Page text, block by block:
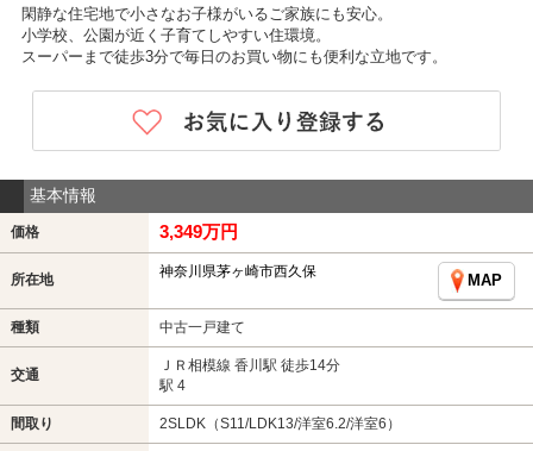
閑静な住宅地で小さなお子様がいるご家族にも安心。
小学校、公園が近く子育てしやすい住環境。
スーパーまで徒歩3分で毎日のお買い物にも便利な立地です。
基本情報
価格 3,349万円
所在地 神奈川県茅ヶ崎市西久保
MAP
種類 中古一戸建て
交通
ＪＲ相模線 香川駅 徒歩14分
駅 4
間取り 2SLDK（S11/LDK13/洋室6.2/洋室6）